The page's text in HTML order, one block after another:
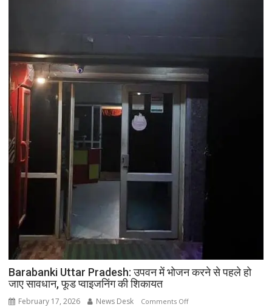
Barabanki Uttar Pradesh: उपवन में भोजन करने से पहले हो
जाए सावधान, फूड प्वाइजनिंग की शिकायत
February 17, 2026 News Desk Comments Offon